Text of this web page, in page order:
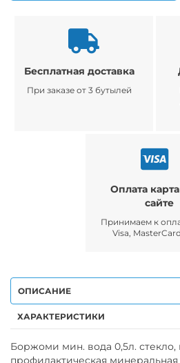
Бесплатная доставка
При заказе от 3 бутылей
Оплата
сайте
Принимаем к
Visa,
ОПИСАНИЕ
ХАРАКТЕРИСТИКИ
Боржоми мин. вода 0,5л. стекло,
профилактическая минеральная